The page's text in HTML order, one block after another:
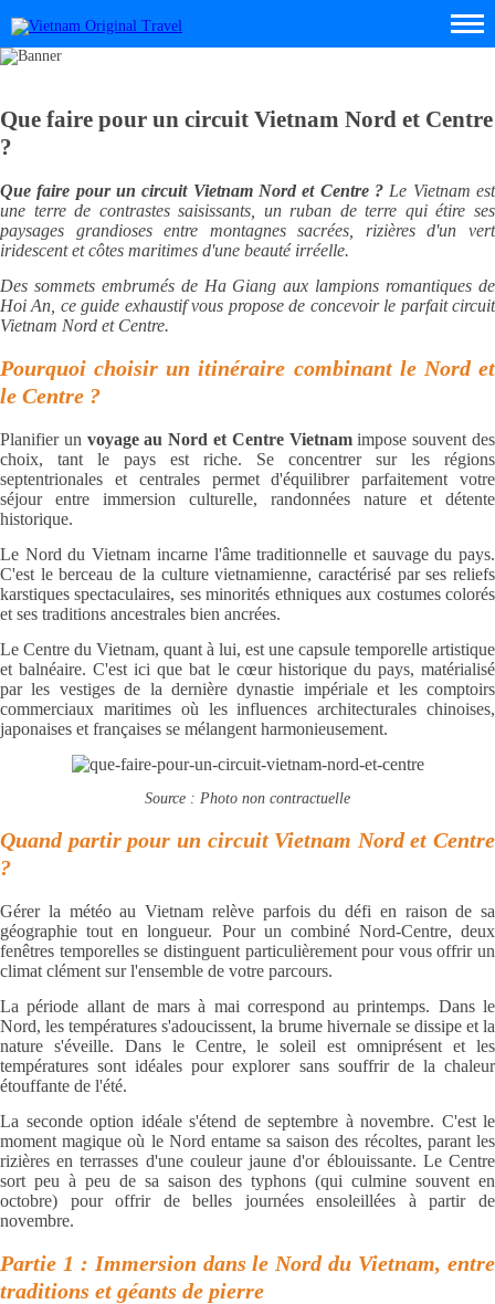
Que faire pour un circuit Vietnam Nord et Centre
?
Que faire pour un circuit Vietnam Nord et Centre ? Le Vietnam est
une terre de contrastes saisissants, un ruban de terre qui étire ses
paysages grandioses entre montagnes sacrées, rizières d'un vert
iridescent et côtes maritimes d'une beauté irréelle.
Des sommets embrumés de Ha Giang aux lampions romantiques de
Hoi An, ce guide exhaustif vous propose de concevoir le parfait circuit
Vietnam Nord et Centre.
Pourquoi choisir un itinéraire combinant le Nord et
le Centre ?
Planifier un voyage au Nord et Centre Vietnamimpose souvent des
choix, tant le pays est riche. Se concentrer sur les régions
septentrionales et centrales permet d'équilibrer parfaitement votre
séjour entre immersion culturelle, randonnées nature et détente
historique.
Le Nord du Vietnam incarne l'âme traditionnelle et sauvage du pays.
C'est le berceau de la culture vietnamienne, caractérisé par ses reliefs
karstiques spectaculaires, ses minorités ethniques aux costumes colorés
et ses traditions ancestrales bien ancrées.
Le Centre du Vietnam, quant à lui, est une capsule temporelle artistique
et balnéaire. C'est ici que bat le cœur historique du pays, matérialisé
par les vestiges de la dernière dynastie impériale et les comptoirs
commerciaux maritimes où les influences architecturales chinoises,
japonaises et françaises se mélangent harmonieusement.
Source : Photo non contractuelle
Quand partir pour un circuit Vietnam Nord et Centre
?
Gérer la météo au Vietnam relève parfois du défi en raison de sa
géographie tout en longueur. Pour un combiné Nord-Centre, deux
fenêtres temporelles se distinguent particulièrement pour vous offrir un
climat clément sur l'ensemble de votre parcours.
La période allant de mars à mai correspond au printemps. Dans le
Nord, les températures s'adoucissent, la brume hivernale se dissipe et la
nature s'éveille. Dans le Centre, le soleil est omniprésent et les
températures sont idéales pour explorer sans souffrir de la chaleur
étouffante de l'été.
La seconde option idéale s'étend de septembre à novembre. C'est le
moment magique où le Nord entame sa saison des récoltes, parant les
rizières en terrasses d'une couleur jaune d'or éblouissante. Le Centre
sort peu à peu de sa saison des typhons (qui culmine souvent en
octobre) pour offrir de belles journées ensoleillées à partir de
novembre.
Partie 1 : Immersion dans le Nord du Vietnam, entre
traditions et géants de pierre